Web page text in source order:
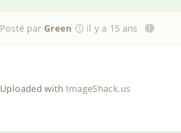
Posté par Green il y a 15 ans
Uploaded with ImageShack.us